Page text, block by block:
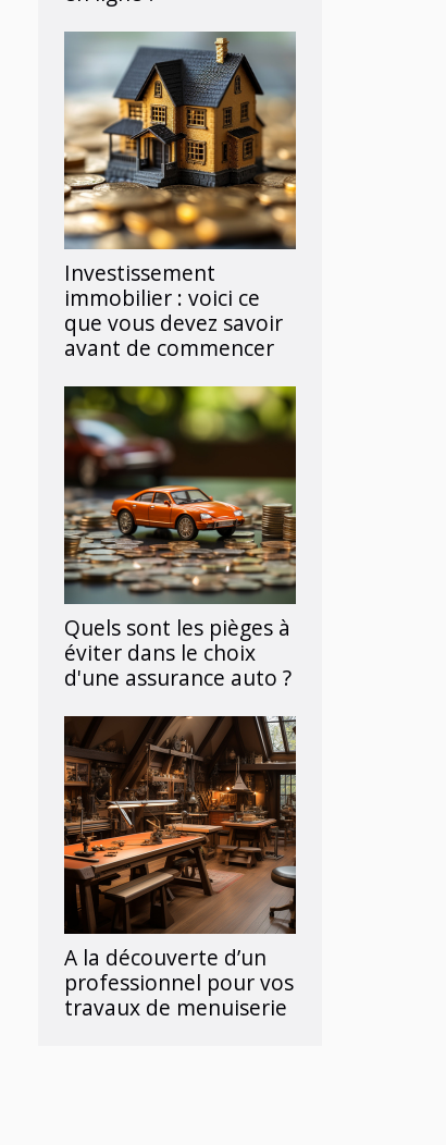
Investissement
immobilier : voici ce
que vous devez savoir
avant de commencer
Quels sont les pièges à
éviter dans le choix
d'une assurance auto ?
A la découverte d’un
professionnel pour vos
travaux de menuiserie